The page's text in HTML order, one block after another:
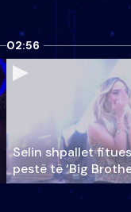
02:56
Selin shpallet
pestë të ‘Big